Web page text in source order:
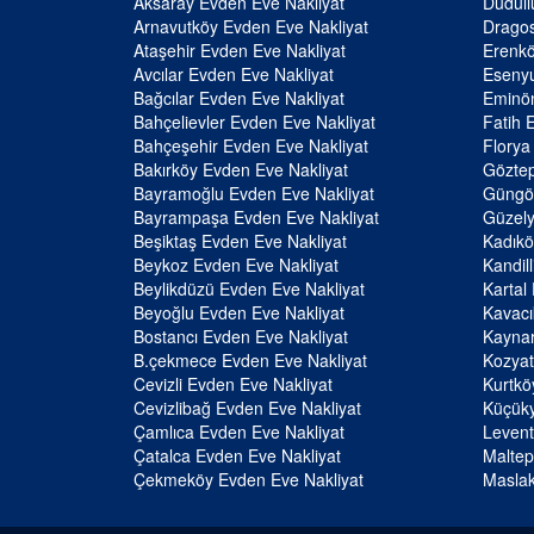
Arnavutköy Evden Eve Nakliyat
Ataşehir Evden Eve Nakliyat
Avcılar Evden Eve Nakliyat
Bağcılar Evden Eve Nakliyat
Bahçelievler Evden Eve Nakliyat
Bahçeşehir Evden Eve Nakliyat
Bakırköy Evden Eve Nakliyat
Bayramoğlu Evden Eve Nakliyat
Bayrampaşa Evden Eve Nakliyat
Beşiktaş Evden Eve Nakliyat
Beykoz Evden Eve Nakliyat
Beylikdüzü Evden Eve Nakliyat
Beyoğlu Evden Eve Nakliyat
Bostancı Evden Eve Nakliyat
B.çekmece Evden Eve Nakliyat
Cevizli Evden Eve Nakliyat
Cevizlibağ Evden Eve Nakliyat
Çamlıca Evden Eve Nakliyat
Çatalca Evden Eve Nakliyat
Çekmeköy Evden Eve Nakliyat
Fatih
Kartal